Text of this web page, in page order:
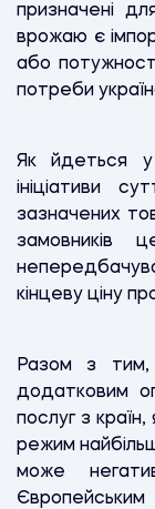
призначені
врожаю є
або
потреби
Як йдеться у
ініціативи
зазначених
замовників
кінцеву ціну
Разом з тим,
додатковим
послуг з
режим
може